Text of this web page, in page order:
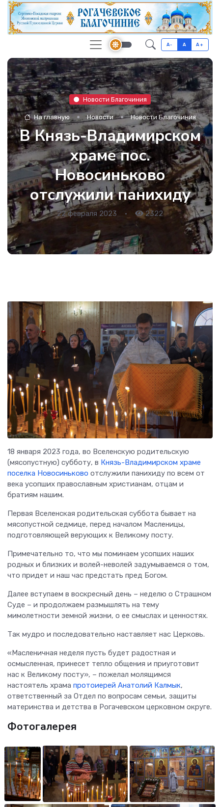
A- A A+
Новости Благочиния
На главную Новости Новости Благочиния
В Князь-Владимирском
храме пос.
Новосиньково
отслужили панихиду
22 февраля 2023 • 2322
18 января 2023 года, во Вселенскую родительскую
(мясопустную) субботу, в Князь-Владимирском храме
поселка Новосиньково отслужили панихиду по всем от
века усопших православным христианам, отцам и
братиям нашим.
Первая Вселенская родительская суббота бывает на
мясопустной седмице, перед началом Масленицы,
подготовляющей верующих к Великому посту.
Примечательно то, что мы поминаем усопших наших
родных и близких и волей-неволей задумываемся о том,
что придет и наш час предстать пред Богом.
Далее вступаем в воскресный день – неделю о Страшном
Суде – и продолжаем размышлять на тему
мимолетности земной жизни, о ее смыслах и ценностях.
Так мудро и последовательно наставляет нас Церковь.
«Масленичная неделя пусть будет радостная и
осмысленная, принесет тепло общения и приуготовит
нас к Великому посту», – пожелал молящимся
настоятель храма протоиерей Анатолий Калмык,
ответственный за Отдел по вопросам семьи, защиты
материнства и детства в Рогачевском церковном округе.
Фотогалерея